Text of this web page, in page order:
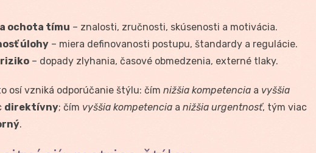
ochota tímu – znalosti, zručnosti, skúsenosti a motivácia.
úlohy – miera definovanosti postupu, štandardy a regulácie.
– dopady zlyhania, časové obmedzenia, externé tlaky.
osí vzniká odporúčanie štýlu: čím nižšia kompetencia a vyššia
direktívny; čím vyššia kompetencia a nižšia urgentnosť, tým viac
.